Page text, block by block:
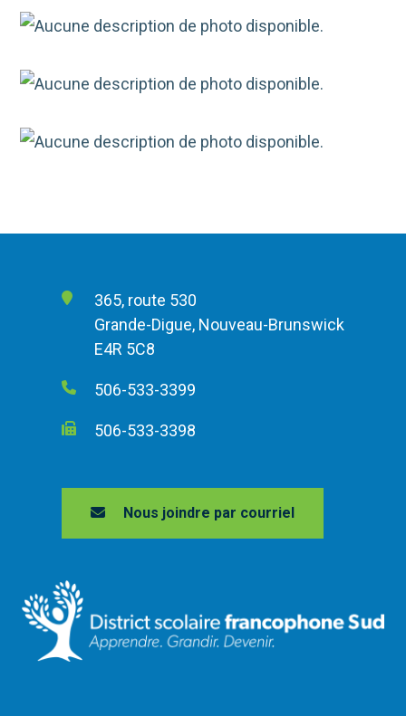
365, route 530
Grande-Digue, Nouveau-Brunswick
E4R 5C8
506-533-3399
506-533-3398
Nous joindre par courriel